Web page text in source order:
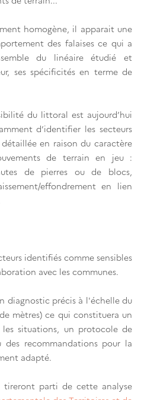
homogène, il apparait une
des falaises ce qui a
du linéaire étudié et
ses spécificités en terme de
du littoral est aujourd’hui
d’identifier les secteurs
en raison du caractère
de terrain en jeu :
de pierres ou de blocs,
effondrement en lien
identifiés comme sensibles
avec les communes.
diagnostic précis à l'échelle du
mètres) ce qui constituera un
situations, un protocole de
des recommandations pour la
adapté.
tireront parti de cette analyse